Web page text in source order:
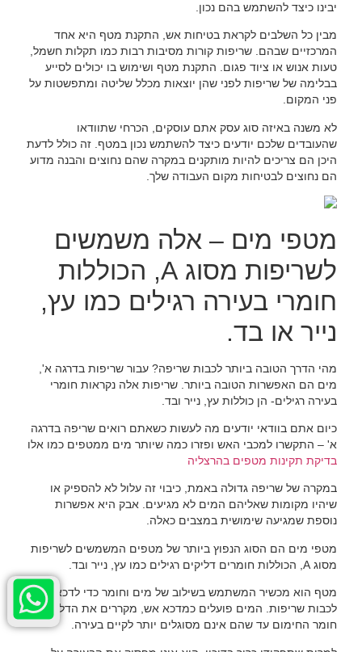
יבינו כיצד להשתמש בהם נכון.
מבין כל השלבים לקראת בטיחות אש, התקנת מטף היא אחד
המרכזיים שבהם. שריפות קורות מסיבות רבות כמו תקלות חשמל,
טעות אנוש או ציוד פגום. התקנת מטף ושימוש בו יכולים לסייע
בבלימה של שריפות לפני שהן יוצאות מכלל שליטה ומתפשטות על
פני המקום.
לא משנה באיזה סוג עסק אתם עוסקים, הכרחי שתוודאו
שהעובדים שלכם יודעים כיצד להשתמש נכון במטף. זה כולל לדעת
היכן הם צריכים להיות מותקנים במקרה שהם נחוצים והבנה מדוע
הם נחוצים לבטיחות מקום העבודה שלך.
מטפי מים – אלה משמשים
לשריפות מסוג A, הכוללות
חומרי בעירה רגילים כמו עץ,
נייר או בד.
מהי הדרך הטובה ביותר לכבות שריפה? עבור שריפות בדרגה א',
מים הם האפשרות הטובה ביותר. שריפות אלה נקראות חומרי
בעירה רגילים- הן כוללות עץ, נייר ובד.
כיום אתם בוודאי יודעים מה לעשות כשאתם רואים שריפה בדרגה
א' – התקשרו למכבי האש ופזרו כמה שיותר מים ממטפים כמו אלו
בדיקת תקינות מטפים בהרצליה
במקרה של שריפה גדולה באמת, כיבוי זה עלול לא להספיק או
שיהיו מקומות שאליהם המים לא מגיעים. אבק היא אפשרות
נוספת שמגיעה שימושית במצבים כאלה.
מטפי מים הם הסוג הנפוץ ביותר של מטפים המשמשים לשריפות
מסוג A, הכוללות חומרים דליקים רגילים כמו עץ, נייר ובד.
מטף הוא מכשיר המשתמש בשילוב של מים וחומר כדי לדכא או
לכבות שריפות. המים פועלים כמדכא אש, מקררים את הדלק או
חומר החימום עד שהם אינם מסוגלים יותר לקיים בעירה.